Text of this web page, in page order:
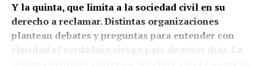
No es casual dónde se concentra esa presencia. Los siete
departamentos misioneros que tienen frente sobre el
río Paraná —Posadas (Capital), Candelaria, San Ignacio,
Y la quinta, que limita a la sociedad civil en su
derecho a reclamar. Distintas organizaciones
plantean debates y preguntas para entender con
claridad el verdadero riesgo país de estos días. La